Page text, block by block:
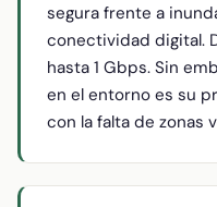
segura frente a
conectividad digital.
hasta 1 Gbps. Sin
en el entorno es su
con la falta de zonas